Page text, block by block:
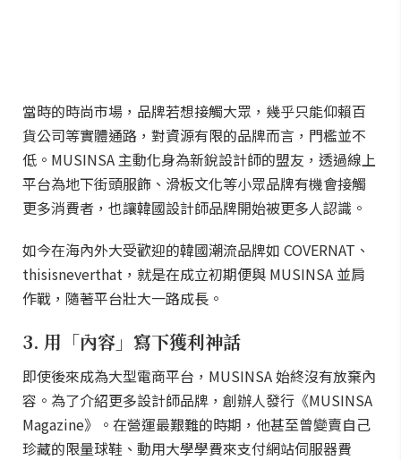
當時的時尚市場，品牌若想接觸大眾，幾乎只能仰賴百
貨公司等實體通路，對資源有限的品牌而言，門檻並不
低。MUSINSA 主動化身為新銳設計師的盟友，透過線上
平台為地下街頭服飾、滑板文化等小眾品牌有機會接觸
更多消費者，也讓韓國設計師品牌開始被更多人認識。
如今在海內外大受歡迎的韓國潮流品牌如 COVERNAT、
thisisneverthat，就是在成立初期便與 MUSINSA 並肩
作戰，隨著平台壯大一路成長。
3. 用「內容」寫下獲利神話
即使後來成為大型電商平台，MUSINSA 始終沒有放棄內
容。為了介紹更多設計師品牌，創辦人發行《MUSINSA
Magazine》。在營運最艱難的時期，他甚至曾變賣自己
珍藏的限量球鞋、動用大學學費來支付網站伺服器費